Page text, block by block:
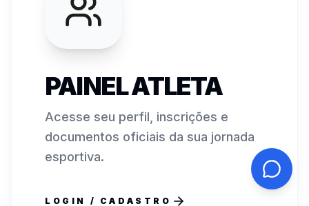
PAINEL ATLETA
Acesse seu perfil, inscrições e
documentos oficiais da sua jornada
esportiva.
LOGIN / CADASTRO